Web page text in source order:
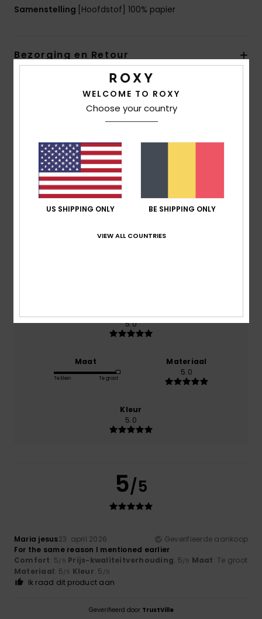
Samenstelling [Hoofdstof] 100% papier
Bezorging en Retour
Reviews van klanten
Gemiddelde score
5.0
gebaseerd op1 geverifieerde beoordelingensinds
100% van onze klanten bevelen dit product aan
5.0
Maat
Te klein Te groot
Materiaal
5.0
Kleur
5.0
5/5
Maria jesus23. april 2026
Geverifieerde aankoop
For the same reason I mentioned earlier
Comfort: 5/5 Prijs-kwaliteitverhouding: 5/5 Maat: Te groot
Materiaal: 5/5 Kleur: 5 /5
Ik raad dit product aan
Geverifieerd door TrustVille
WELCOME TO ROXY
Choose your country
US SHIPPING ONLY BE SHIPPING ONLY
VIEW ALL COUNTRIES